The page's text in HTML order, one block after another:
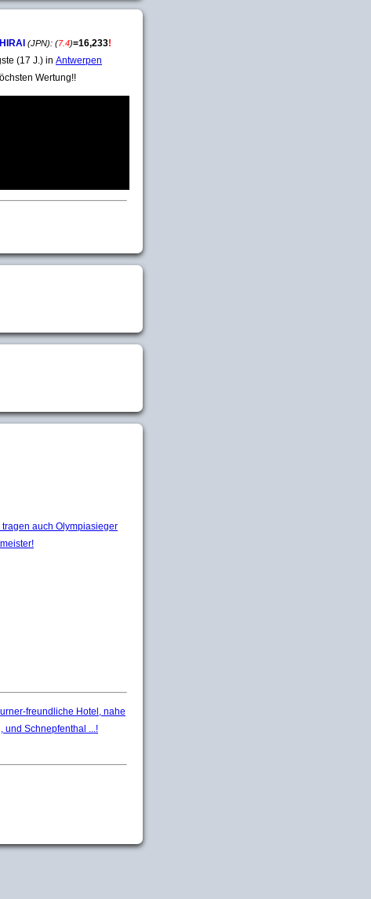
(JPN): (7.4)=16,233!
(17 J.) in Antwerpen
Wertung!!